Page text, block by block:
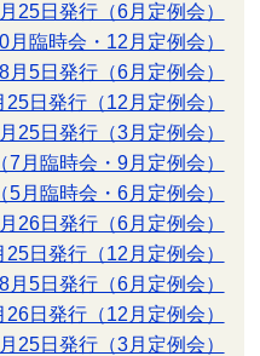
日発行（6月定例会）
臨時会・12月定例会）
5日発行（6月定例会）
日発行（12月定例会）
日発行（3月定例会）
月臨時会・9月定例会）
月臨時会・6月定例会）
日発行（6月定例会）
日発行（12月定例会）
5日発行（6月定例会）
日発行（12月定例会）
日発行（3月定例会）